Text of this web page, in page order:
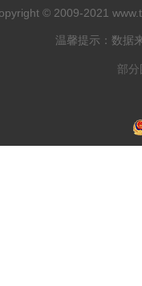
© 2009-2021
温馨提示：数据
部分